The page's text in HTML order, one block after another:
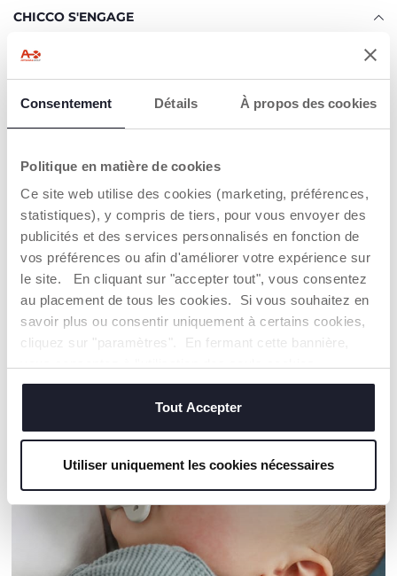
Consentement Détails À propos des cookies
Politique en matière de cookies
Ce site web utilise des cookies (marketing, préférences,
statistiques), y compris de tiers, pour vous envoyer des
publicités et des services personnalisés en fonction de
vos préférences ou afin d'améliorer votre expérience sur
le site. En cliquant sur "accepter tout", vous consentez
au placement de tous les cookies. Si vous souhaitez en
savoir plus ou consentir uniquement à certains cookies,
cliquez sur "paramètres". En fermant cette bannière,
techniques, qui sont essentiels au service demandé.
Tout Accepter
Utiliser uniquement les cookies nécessaires
CHICCO S'ENGAGE
Notre coton est… Durable !
dans le respect des principes qui en font un coton
social.
l'objet d'une traçabilité et des mêmes mesures de
durabilité.
Trouver un Revendeur
NOS RECOMMANDATIONS